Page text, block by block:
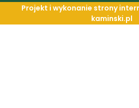
Projekt i wykonanie strony
kaminski.pl